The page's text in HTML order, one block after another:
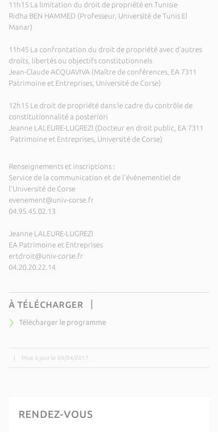
11h15 La limitation du droit de propriété en Tunisie
Ridha BEN HAMMED (Professeur, Université de Tunis El
Manar)
11h45 La confrontation du droit de propriété avec d’autres
droits, libertés ou objectifs constitutionnels
Jean-Claude ACQUAVIVA (Maître de conférences, EA 7311
Patrimoine et Entreprises, Université de Corse)
12h15 Le droit de propriété dans le cadre du contrôle de
constitutionnalité a posteriori
Jeanne LALEURE-LUGREZI (Docteur en droit public, EA 7311
Patrimoine et Entreprises, Université de Corse)
Renseignements et inscriptions :
Service de la communication et de l'évènementiel de
l'Université de Corse
evenement@univ-corse.fr
04.95.45.02.13
Jeanne LALEURE-LUGREZI
EA Patrimoine et Entreprises
ertdroit@univ-corse.fr
04.20.20.22.14
À TÉLÉCHARGER
Télécharger le programme
Mise à jour le 04/04/2017
RENDEZ-VOUS